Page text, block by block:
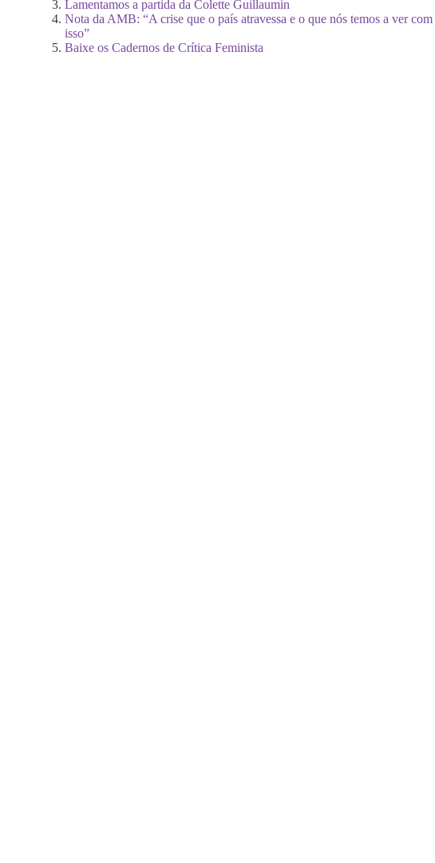
Lamentamos a partida da Colette Guillaumin
Nota da AMB: “A crise que o país atravessa e o que nós temos a ver com
isso”
Baixe os Cadernos de Crítica Feminista